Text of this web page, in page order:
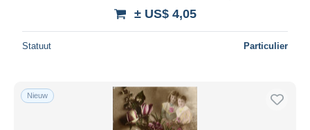
Woonplaats van de verkoper
± US$ 4,05
Statuut Particulier
Nieuw